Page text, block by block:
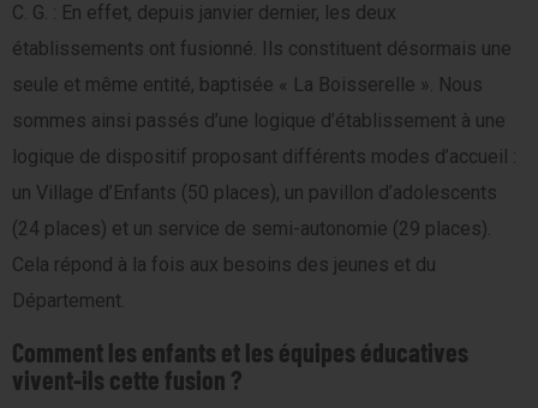
C. G. : En effet, depuis janvier dernier, les deux
établissements ont fusionné. Ils constituent désormais une
seule et même entité, baptisée « La Boisserelle ». Nous
sommes ainsi passés d’une logique d’établissement à une
logique de dispositif proposant différents modes d’accueil :
un Village d’Enfants (50 places), un pavillon d’adolescents
(24 places) et un service de semi-autonomie (29 places).
Cela répond à la fois aux besoins des jeunes et du
Département.
Comment les enfants et les équipes éducatives
vivent-ils cette fusion ?